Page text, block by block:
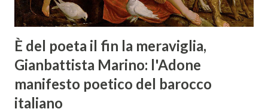
È del poeta il fin la meraviglia,
Gianbattista Marino: l'Adone
manifesto poetico del barocco
italiano